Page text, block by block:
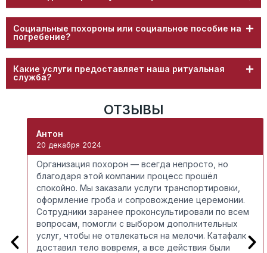
Социальные похороны или социальное пособие на
погребение?
Какие услуги предоставляет наша ритуальная
служба?
ОТЗЫВЫ
Антон
20 декабря 2024
Организация похорон — всегда непросто, но
благодаря этой компании процесс прошёл
спокойно. Мы заказали услуги транспортировки,
оформление гроба и сопровождение церемонии.
Сотрудники заранее проконсультировали по всем
вопросам, помогли с выбором дополнительных
услуг, чтобы не отвлекаться на мелочи. Катафалк
доставил тело вовремя, а все действия были